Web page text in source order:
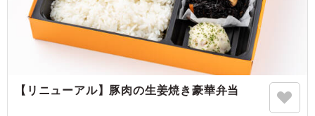
ようということができたり、周りの人と交換することがで
きたのでとってもありがたかったです！
ご利用シーン：ロケ・撮影
2023/09/03
【リニューアル】豚肉の生姜焼き豪華弁当